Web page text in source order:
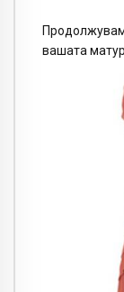
вашата